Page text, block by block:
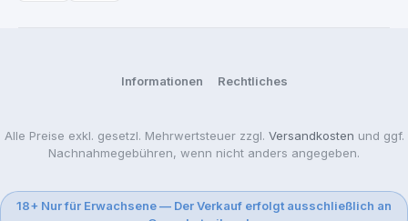
Informationen Rechtliches
Alle Preise exkl. gesetzl. Mehrwertsteuer zzgl. Versandkosten und ggf.
Nachnahmegebühren, wenn nicht anders angegeben.
18+ Nur für Erwachsene — Der Verkauf erfolgt ausschließlich an